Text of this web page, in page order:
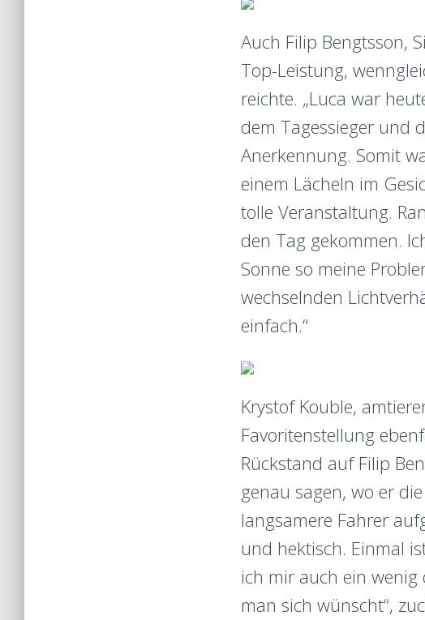
Auch Filip Bengtsson,
Top-Leistung,
reichte. „Luca war
dem Tagessieger und
Anerkennung. Somit
einem Lächeln im
tolle Veranstaltung.
den Tag gekommen.
Sonne so meine
wechselnden
einfach.“
Krystof Kouble,
Favoritenstellung
Rückstand auf Filip
genau sagen, wo er
langsamere Fahrer
und hektisch. Einmal
ich mir auch ein
man sich wünscht“,